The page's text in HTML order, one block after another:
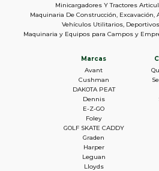
Minicargadores Y Tractores
Maquinaria De Construcción,
Vehículos Utilitarios,
Maquinaria y Equipos para Campos y
Marcas
Avant
Cushman
DAKOTA PEAT
Dennis
E-Z-GO
Foley
GOLF SKATE CADDY
Graden
Harper
Leguan
Lloyds